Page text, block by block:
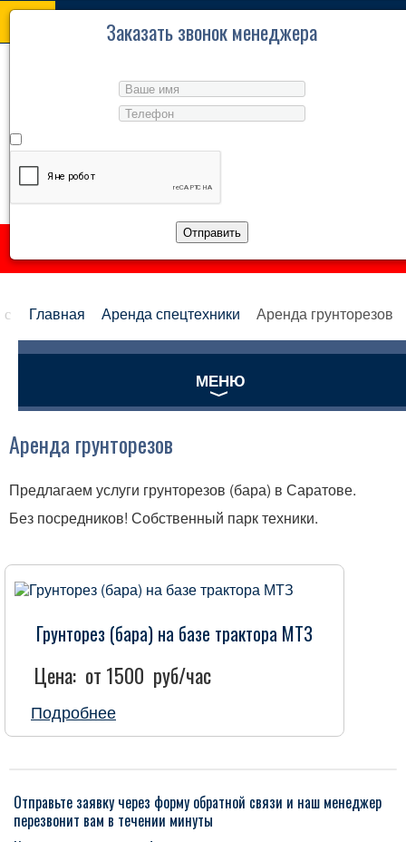
Аренда спецтехники
в Саратове и Саратовской области
+7 (8452) 49-42-23
+7 (8452) 32-36-37
ЗАКАЗАТЬ ЗВОНОК
TPL_PROTOSTAR_TOGGLE_MENU
АРЕНДА СПЕЦТЕХНИКИ
КОНТАКТЫ
Главная Аренда спецтехники Аренда грунторезов
МЕНЮ
Аренда мини-погрузчиков Bobcat
Аренда фронтальных погрузчиков
Аренда кранов-манипуляторов
Аренда грунторезов
Аренда грунторезов
Предлагаем услуги грунторезов (бара) в Саратове.
Без посредников! Собственный парк техники.
Грунторез (бара) на базе трактора МТЗ
Цена: от 1500 руб/час
Подробнее
Отправьте заявку через форму обратной связи и наш менеджер
перезвонит вам в течении минуты
Заказать звонок менеджера
Отправить